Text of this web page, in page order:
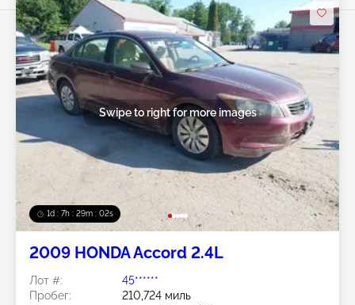
1d : 7h : 29m : 00s
Swipe to right for more images
2009 HONDA Accord 2.4L
Лот #:
45******
Пробег:
210,724 миль